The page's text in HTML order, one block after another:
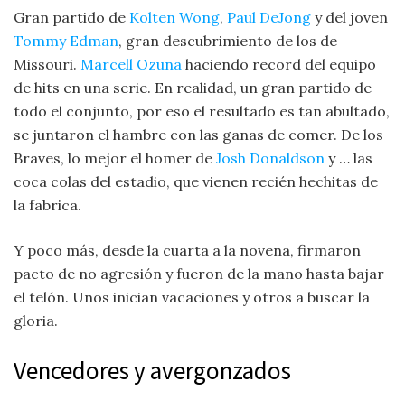
Gran partido de Kolten Wong, Paul DeJong y del joven
Tommy Edman, gran descubrimiento de los de
Missouri. Marcell Ozuna haciendo record del equipo
de hits en una serie. En realidad, un gran partido de
todo el conjunto, por eso el resultado es tan abultado,
se juntaron el hambre con las ganas de comer. De los
Braves, lo mejor el homer de Josh Donaldson y … las
coca colas del estadio, que vienen recién hechitas de
la fabrica.
Y poco más, desde la cuarta a la novena, firmaron
pacto de no agresión y fueron de la mano hasta bajar
el telón. Unos inician vacaciones y otros a buscar la
gloria.
Vencedores y avergonzados